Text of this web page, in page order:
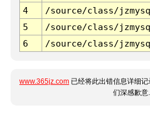
4
/source/class/
5
/source/class/
6
/source/class/
www.365jz.com 已经将此出错信息详细
们深感歉意.